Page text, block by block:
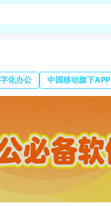
化办公 中国移动旗下APP